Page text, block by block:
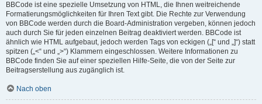
BBCode ist eine spezielle Umsetzung von HTML, die Ihnen weitreichende
Formatierungsmöglichkeiten für Ihren Text gibt. Die Rechte zur Verwendung
von BBCode werden durch die Board-Administration vergeben, können jedoch
auch durch Sie für jeden einzelnen Beitrag deaktiviert werden. BBCode ist
ähnlich wie HTML aufgebaut, jedoch werden Tags von eckigen („[“ und „]“) statt
spitzen („<“ und „>“) Klammern eingeschlossen. Weitere Informationen zu
BBCode finden Sie auf einer speziellen Hilfe-Seite, die von der Seite zur
Beitragserstellung aus zugänglich ist.
Nach oben